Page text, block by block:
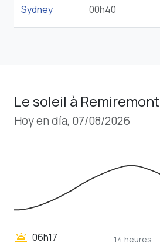
Sydney 00h40
Le soleil à Remiremont
Hoy en día, 07/08/2026
wb_twilight 06h17
14 heures